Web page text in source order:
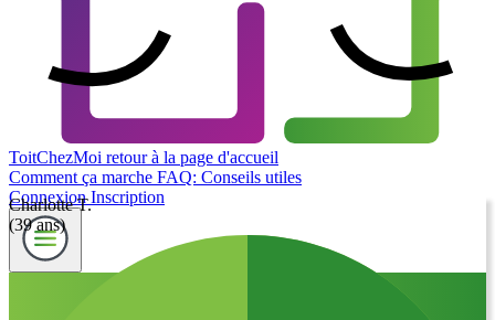
ToitChezMoi retour à la page d'accueil
Comment ça marche FAQ: Conseils utiles
ConnexionInscription
Charlotte T.
(39 ans)